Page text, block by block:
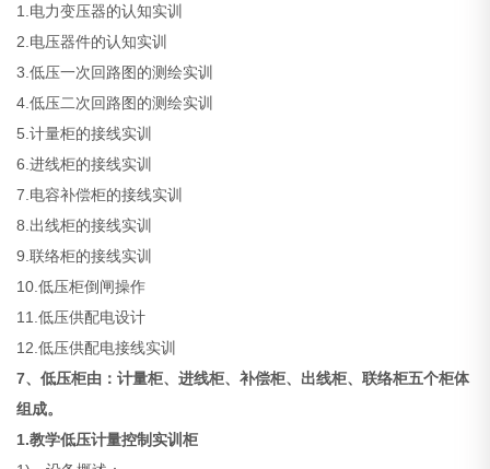
1.电力变压器的认知实训
2.电压器件的认知实训
3.低压一次回路图的测绘实训
4.低压二次回路图的测绘实训
5.计量柜的接线实训
6.进线柜的接线实训
7.电容补偿柜的接线实训
8.出线柜的接线实训
9.联络柜的接线实训
10.低压柜倒闸操作
11.低压供配电设计
12.低压供配电接线实训
7、低压柜由：计量柜、进线柜、补偿柜、出线柜、联络柜五个柜体
组成。
1.教学低压计量控制实训柜